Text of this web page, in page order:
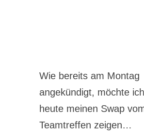
Wie bereits am Montag
angekündigt, möchte
heute meinen Swap
Teamtreffen zeigen…